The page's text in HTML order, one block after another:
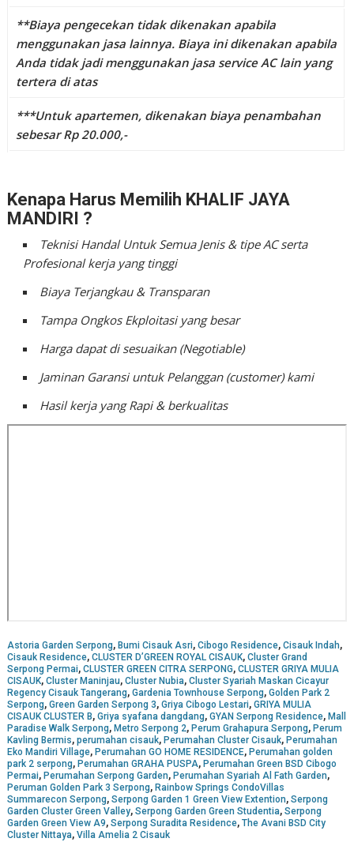
**Biaya pengecekan tidak dikenakan apabila
menggunakan jasa lainnya. Biaya ini dikenakan apabila
Anda tidak jadi menggunakan jasa service AC lain yang
tertera di atas
***Untuk apartemen, dikenakan biaya penambahan
sebesar Rp 20.000,-
Kenapa Harus Memilih KHALIF JAYA
MANDIRI ?
Teknisi Handal Untuk Semua Jenis & tipe AC serta
Profesional kerja yang tinggi
Biaya Terjangkau & Transparan
Tampa Ongkos Ekploitasi yang besar
Harga dapat di sesuaikan (Negotiable)
Jaminan Garansi untuk Pelanggan (customer) kami
Hasil kerja yang Rapi & berkualitas
Astoria Garden Serpong,Bumi Cisauk Asri,Cibogo Residence,Cisauk Indah,
Cisauk Residence,CLUSTER D’GREEN ROYAL CISAUK,Cluster Grand
Serpong Permai,CLUSTER GREEN CITRA SERPONG,CLUSTER GRIYA MULIA
CISAUK,Cluster Maninjau,Cluster Nubia,Cluster Syariah Maskan Cicayur
Regency Cisauk Tangerang,Gardenia Townhouse Serpong,Golden Park 2
Serpong,Green Garden Serpong 3,Griya Cibogo Lestari,GRIYA MULIA
CISAUK CLUSTER B,Griya syafana dangdang,GYAN Serpong Residence,Mall
Paradise Walk Serpong,Metro Serpong 2,Perum Grahapura Serpong,Perum
Kavling Bermis,perumahan cisauk,Perumahan Cluster Cisauk,Perumahan
Eko Mandiri Village,Perumahan GO HOME RESIDENCE,Perumahan golden
park 2 serpong,Perumahan GRAHA PUSPA,Perumahan Green BSD Cibogo
Permai,Perumahan Serpong Garden,Perumahan Syariah Al Fath Garden,
Peruman Golden Park 3 Serpong,Rainbow Springs CondoVillas
Summarecon Serpong,Serpong Garden 1 Green View Extention,Serpong
Garden Cluster Green Valley,Serpong Garden Green Studentia,Serpong
Garden Green View A9,Serpong Suradita Residence,The Avani BSD City
Cluster Nittaya,Villa Amelia 2 Cisauk